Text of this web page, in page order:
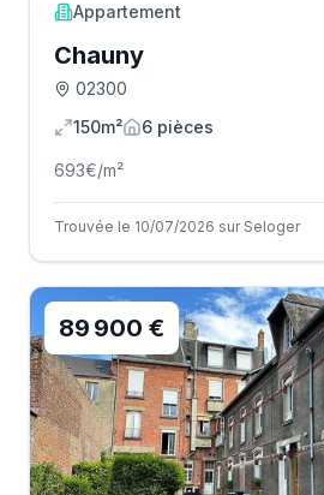
Appartement
Chauny
02300
150m²
6 pièces
693€/m²
Trouvée le 10/07/2026 sur Seloger
89 900 €